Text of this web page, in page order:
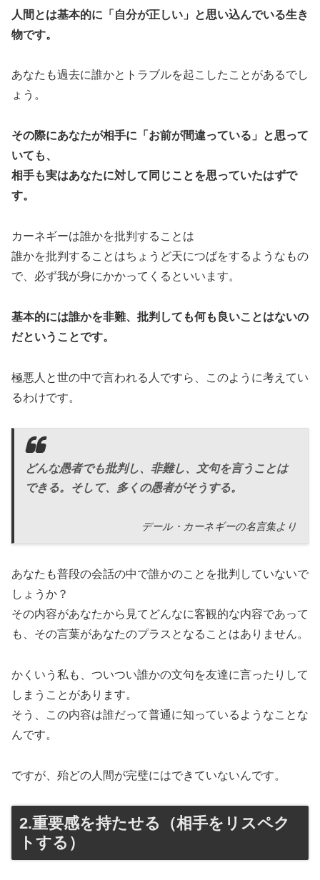
人間とは基本的に「自分が正しい」と思い込んでいる生き
物です。
あなたも過去に誰かとトラブルを起こしたことがあるでし
ょう。
その際にあなたが相手に「お前が間違っている」と思って
いても、
相手も実はあなたに対して同じことを思っていたはずで
す。
カーネギーは誰かを批判することは
誰かを批判することはちょうど天につばをするようなもの
で、必ず我が身にかかってくるといいます。
基本的には誰かを非難、批判しても何も良いことはないの
だということです。
極悪人と世の中で言われる人ですら、このように考えてい
るわけです。
どんな愚者でも批判し、非難し、文句を言うことは
できる。そして、多くの愚者がそうする。
デール・カーネギーの名言集より
あなたも普段の会話の中で誰かのことを批判していないで
しょうか？
その内容があなたから見てどんなに客観的な内容であって
も、その言葉があなたのプラスとなることはありません。
かくいう私も、ついつい誰かの文句を友達に言ったりして
しまうことがあります。
そう、この内容は誰だって普通に知っているようなことな
んです。
ですが、殆どの人間が完璧にはできていないんです。
2.重要感を持たせる（相手をリスペク
トする）